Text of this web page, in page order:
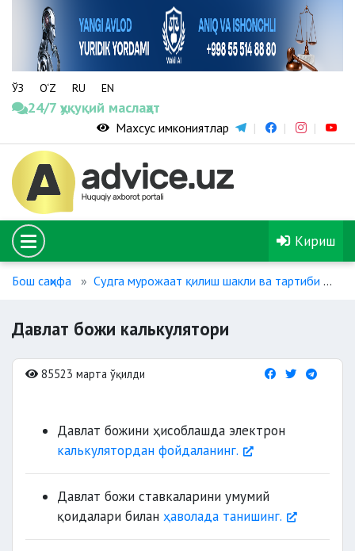
ЎЗ O‘Z RU EN
24/7 ҳуқуқий маслаҳат
Махсус имкониятлар
Кириш
Бош саҳифа Судга мурожаат қилиш шакли ва тартиби
Давлат божи калькулятори
85523 марта ўқилди
Давлат божини ҳисоблашда электрон
калькулятордан фойдаланинг.
Давлат божи ставкаларини умумий
қоидалари билан ҳаволада танишинг.